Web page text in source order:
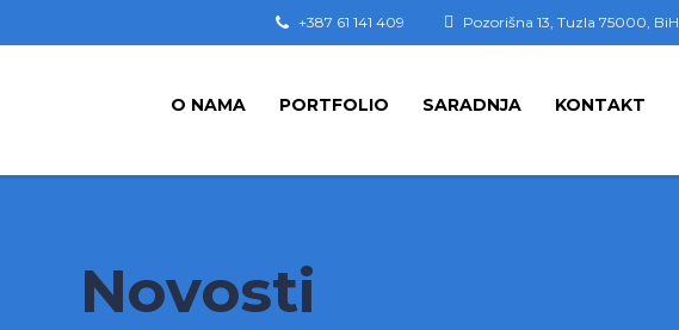
Pozorišna 13, Tuzla 75000, BiH
+387 61 141 409
O NAMA PORTFOLIO SARADNJA KONTAKT
Novosti